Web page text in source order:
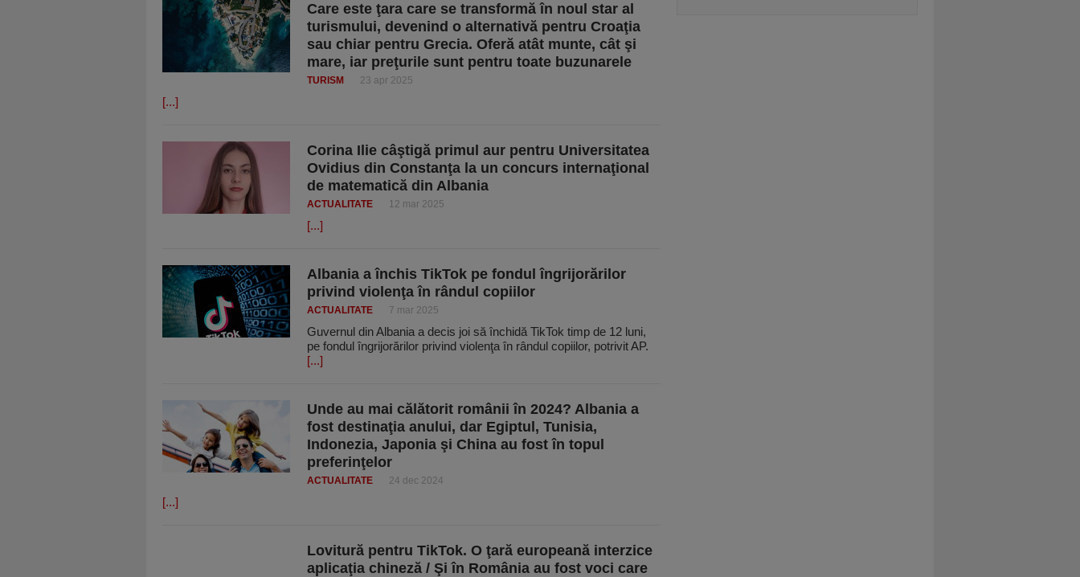
Care este ţara care se transformă în noul star al
turismului, devenind o alternativă pentru Croaţia
sau chiar pentru Grecia. Oferă atât munte, cât şi
mare, iar preţurile sunt pentru toate buzunarele
TURISM 23 apr 2025
[...]
Corina Ilie câştigă primul aur pentru Universitatea
Ovidius din Constanţa la un concurs internaţional
de matematică din Albania
ACTUALITATE 12 mar 2025
[...]
Albania a închis TikTok pe fondul îngrijorărilor
privind violenţa în rândul copiilor
ACTUALITATE 7 mar 2025
Guvernul din Albania a decis joi să închidă TikTok timp de 12 luni,
pe fondul îngrijorărilor privind violenţa în rândul copiilor, potrivit AP.
[...]
Unde au mai călătorit românii în 2024? Albania a
fost destinaţia anului, dar Egiptul, Tunisia,
Indonezia, Japonia şi China au fost în topul
preferinţelor
ACTUALITATE 24 dec 2024
[...]
Lovitură pentru TikTok. O ţară europeană interzice
aplicaţia chineză / Şi în România au fost voci care